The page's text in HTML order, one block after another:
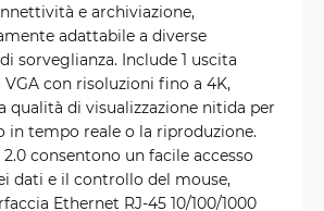
e archiviazione,
adattabile a diverse
sorveglianza. Include 1 uscita
VGA con risoluzioni fino a 4K,
qualità di visualizzazione nitida per
tempo reale o la riproduzione.
consentono un facile accesso
dati e il controllo del mouse,
Ethernet RJ-45 10/100/1000